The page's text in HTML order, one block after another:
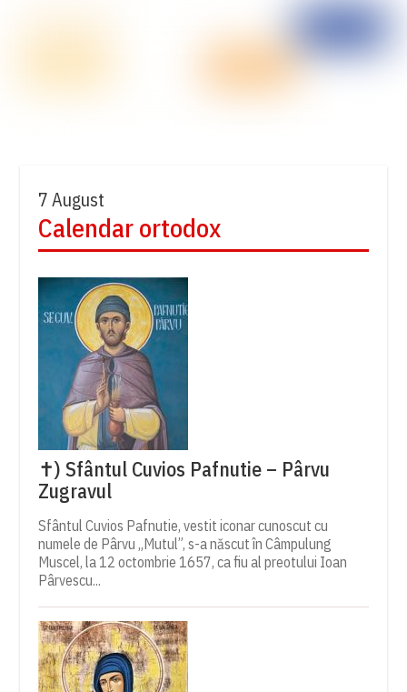
7 August
Calendar ortodox
✝) Sfântul Cuvios Pafnutie – Pârvu
Zugravul
Sfântul Cuvios Pafnutie, vestit iconar cunoscut cu
numele de Pârvu „Mutul”, s-a născut în Câmpulung
Muscel, la 12 octombrie 1657, ca fiu al preotului Ioan
Pârvescu...